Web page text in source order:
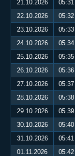
21.10.2026
05:31
22.10.2026
05:32
23.10.2026
05:33
24.10.2026
05:34
25.10.2026
05:35
26.10.2026
05:36
27.10.2026
05:37
28.10.2026
05:38
29.10.2026
05:39
30.10.2026
05:40
31.10.2026
05:41
01.11.2026
05:42